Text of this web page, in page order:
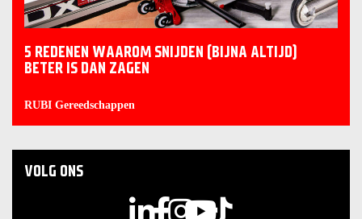
5 REDENEN WAAROM SNIJDEN (BIJNA ALTIJD)
BETER IS DAN ZAGEN
RUBI Gereedschappen
VOLG ONS